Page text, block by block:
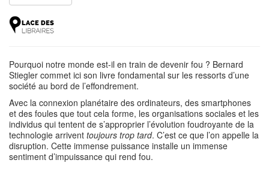
Pourquoi notre monde est-il en train de devenir fou ? Bernard
Stiegler commet ici son livre fondamental sur les ressorts d’une
société au bord de l’effondrement.
Avec la connexion planétaire des ordinateurs, des smartphones
et des foules que tout cela forme, les organisations sociales et les
individus qui tentent de s’approprier l’évolution foudroyante de la
technologie arrivent toujours trop tard. C’est ce que l’on appelle la
disruption. Cette immense puissance installe un immense
sentiment d’impuissance qui rend fou.